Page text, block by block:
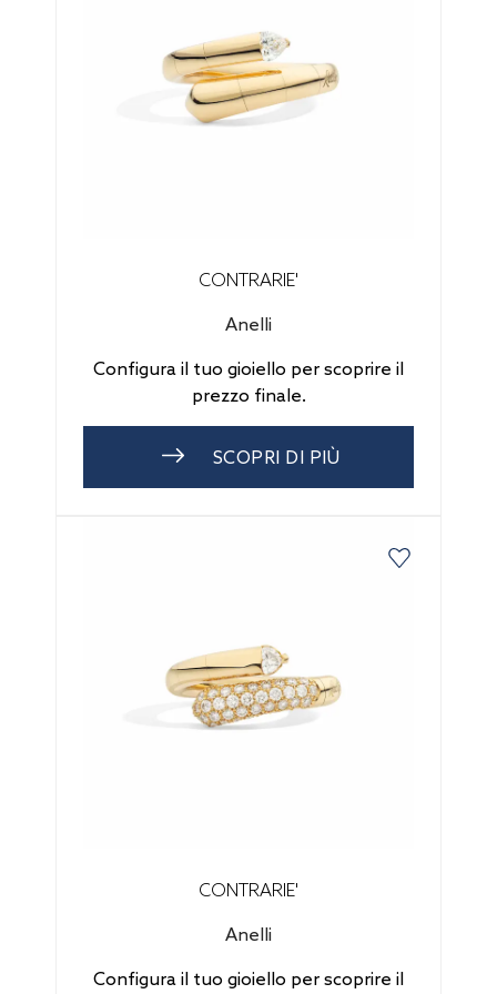
CONTRARIE'
Anelli
Configura il tuo gioiello per scoprire il
prezzo finale.
SCOPRI DI PIÙ
CONTRARIE'
Anelli
Configura il tuo gioiello per scoprire il